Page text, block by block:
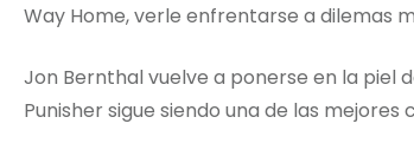
Way Home, verle enfrentarse a dilemas
Jon Bernthal vuelve a ponerse en la piel
Punisher sigue siendo una de las